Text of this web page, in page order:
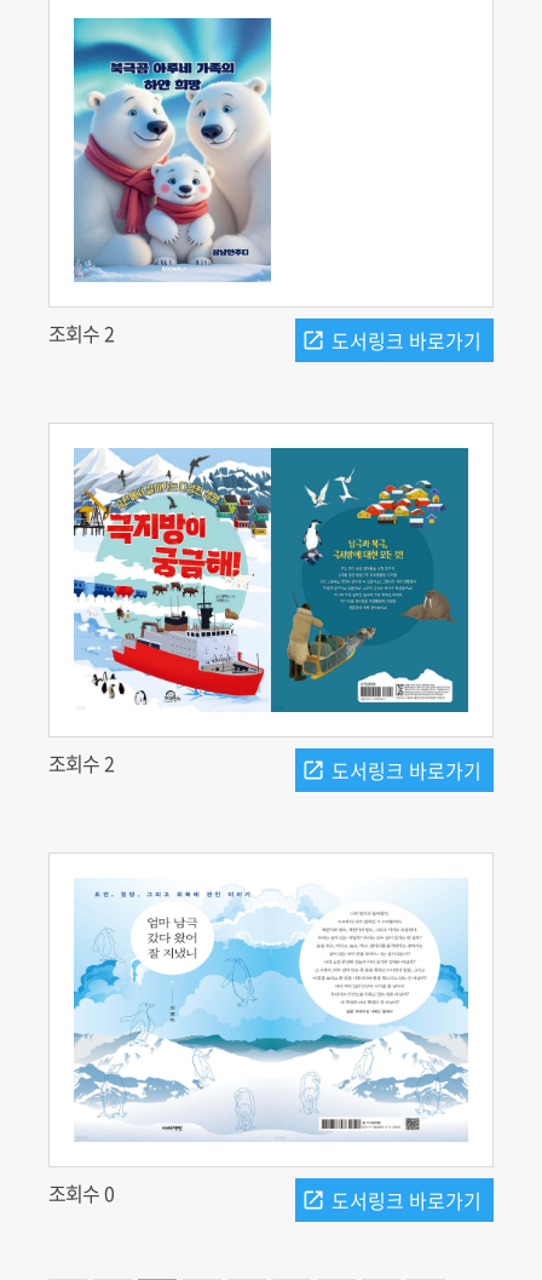
조회수 2
조회수 2
조회수 0